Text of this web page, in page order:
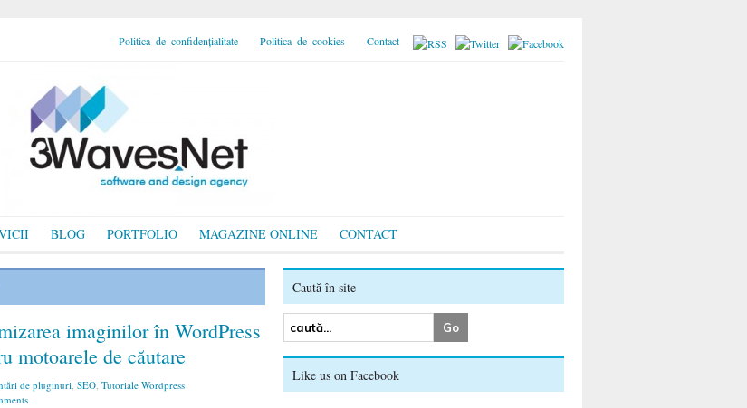
Politica de confidențialitate Politica de cookies Contact
BLOG PORTFOLIO MAGAZINE ONLINE CONTACT
imaginilor în WordPress
motoarele de căutare
de pluginuri, SEO, Tutoriale Wordpress
Caută în site
Like us on Facebook